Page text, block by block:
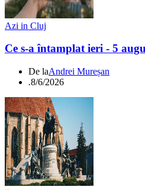
Azi in Cluj
Ce s-a întamplat ieri - 5
De laAndrei Mureșan
.8/6/2026